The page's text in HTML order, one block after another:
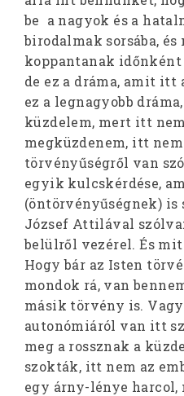
be a nagyok és a
birodalmak sorsába,
koppantanak időnként
de ez a dráma, amit itt
ez a legnagyobb
küzdelem, mert itt
megküzdenem, itt
törvényűségről van
egyik kulcskérdése,
(öntörvényűségnek)
József Attilával
belülről vezérel. És
Hogy bár az Isten
mondok rá, van
másik törvény is.
autonómiáról van itt
meg a rossznak a
szokták, itt nem az
egy árny-lénye harcol,